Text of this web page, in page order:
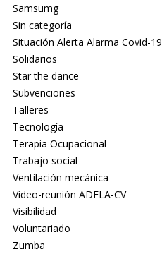
Samsumg
Sin categoría
Situación Alerta Alarma Covid-19
Solidarios
Star the dance
Subvenciones
Talleres
Tecnología
Terapia Ocupacional
Trabajo social
Ventilación mecánica
Video-reunión ADELA-CV
Visibilidad
Voluntariado
Zumba